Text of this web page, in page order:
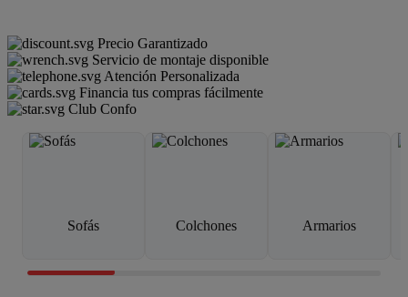
Precio Garantizado
Servicio de montaje disponible
Atención Personalizada
Financia tus compras fácilmente
Club Confo
Sofás Colchones Armarios